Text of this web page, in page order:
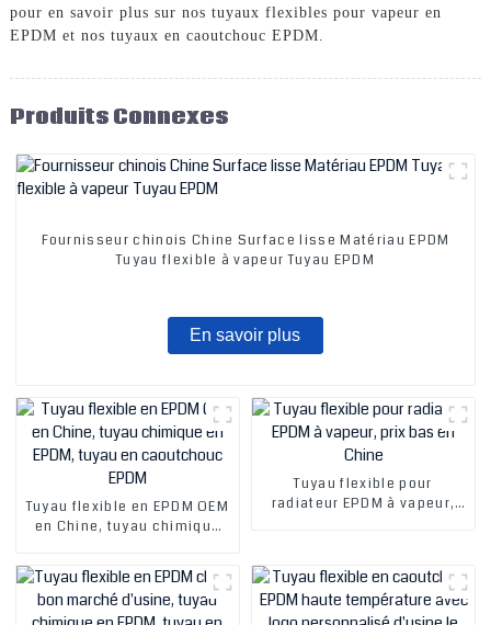
pour en savoir plus sur nos tuyaux flexibles pour vapeur en
EPDM et nos tuyaux en caoutchouc EPDM.
Produits Connexes
Fournisseur chinois Chine Surface lisse Matériau EPDM
Tuyau flexible à vapeur Tuyau EPDM
En savoir plus
Tuyau flexible en EPDM OEM
en Chine, tuyau chimique
caoutchouc EPDM
Tuyau flexible pour
radiateur EPDM à vapeur,